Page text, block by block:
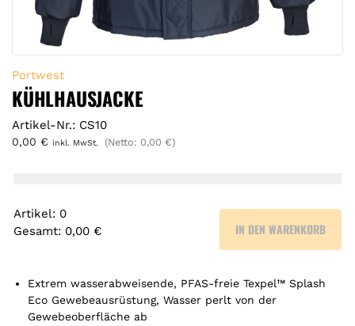
Portwest
KÜHLHAUSJACKE
Artikel-Nr.: CS10
0,00 € inkl. MwSt. (Netto: 0,00 €)
Artikel: 0
Gesamt: 0,00 €
r
IN DEN WARENKORB
Extrem wasserabweisende, PFAS-freie Texpel™ Splash
Eco Gewebeausrüstung, Wasser perlt von der
Gewebeoberfläche ab